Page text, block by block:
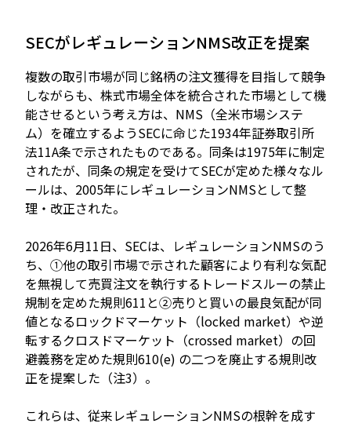
SECがレギュレーションNMS改正を提案
複数の取引市場が同じ銘柄の注文獲得を目指して競争
しながらも、株式市場全体を統合された市場として機
能させるという考え方は、NMS（全米市場システ
ム）を確立するようSECに命じた1934年証券取引所
法11A条で示されたものである。同条は1975年に制定
されたが、同条の規定を受けてSECが定めた様々なル
ールは、2005年にレギュレーションNMSとして整
理・改正された。
2026年6月11日、SECは、レギュレーションNMSのう
ち、①他の取引市場で示された顧客により有利な気配
を無視して売買注文を執行するトレードスルーの禁止
規制を定めた規則611と②売りと買いの最良気配が同
値となるロックドマーケット（locked market）や逆
転するクロスドマーケット（crossed market）の回
避義務を定めた規則610(e) の二つを廃止する規則改
正を提案した（注3）。
これらは、従来レギュレーションNMSの根幹を成す